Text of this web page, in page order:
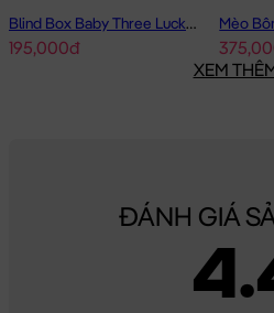
Blind Box Baby Three Lucky Cat Mèo Thần Tài Baby Three
195,000đ
XEM
ĐÁNH GIÁ